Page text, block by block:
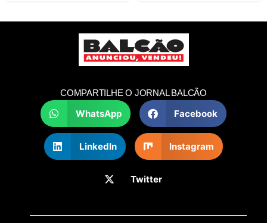
COMPARTILHE O JORNAL BALCÃO
WhatsApp Facebook
LinkedIn Instagram
Twitter